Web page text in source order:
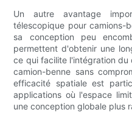
Un autre avantage
télescopique pour camions-
sa conception peu
permettent d'obtenir une
ce qui facilite l'intégration
camion-benne sans
efficacité spatiale est
applications où l'espace
une conception globale plus